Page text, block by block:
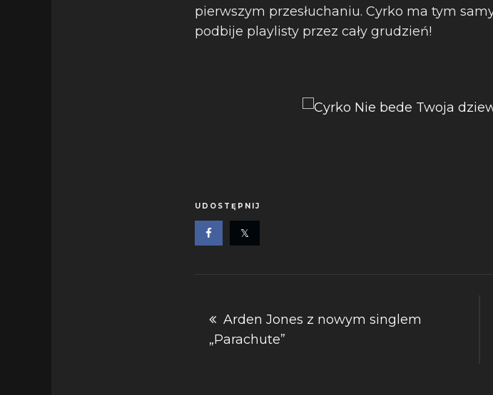
pierwszym przesłuchaniu. Cyrko ma tym
podbije playlisty przez cały grudzień!
UDOSTĘPNIJ
Nawigacja
wpisu
Arden Jones z nowym singlem
„Parachute”